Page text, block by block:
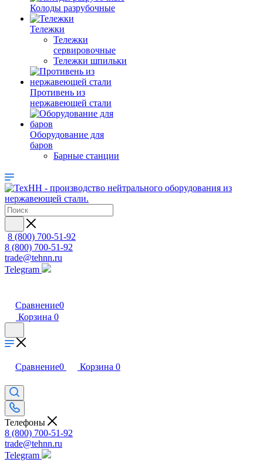
Колоды разрубочные
Тележки
Тележки
сервировочные
Тележки шпильки
Противень из
нержавеющей стали
Оборудование для
баров
Барные станции
8 (800) 700-51-92
8 (800) 700-51-92
trade@tehnn.ru
Telegram
Сравнение0
Корзина 0
Сравнение0 Корзина 0
Телефоны
8 (800) 700-51-92
trade@tehnn.ru
Telegram